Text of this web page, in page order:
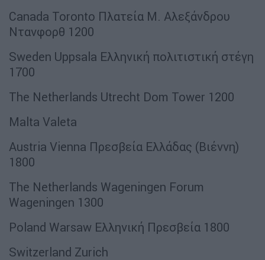
Canada Toronto Πλατεία Μ. Αλεξάνδρου
Ντανφορθ 1200
Sweden Uppsala Ελληνική πολιτιστική στέγη
1700
The Netherlands Utrecht Dom Tower 1200
Malta Valeta
Austria Vienna Πρεσβεία Ελλάδας (Βιέννη)
1800
The Netherlands Wageningen Forum
Wageningen 1300
Poland Warsaw Ελληνική Πρεσβεία 1800
Switzerland Zurich